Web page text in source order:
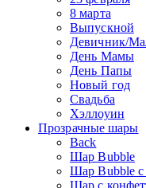
8 марта
Выпускной
Девичник/
День Мамы
День Папы
Новый год
Свадьба
Хэллоуин
Прозрачные шары
Back
Шар Bubble
Шар Bubble с
Шар с